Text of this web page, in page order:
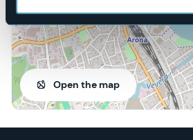
Open the map